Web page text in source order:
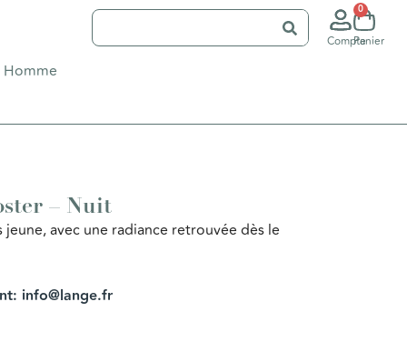
Homme
Compte
0
Panier
– Nuit
avec une radiance retrouvée dès le
info@lange.fr